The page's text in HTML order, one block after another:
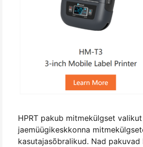
HPRT pakub mitmekülgset
jaemüügikeskkonna
kasutajasõbralikud. Nad